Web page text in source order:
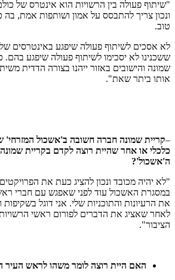
"שיתוף פעולה בין הרשויות הוא אינטרס של
ונכון צריך להתבסס על אמון ושותפות אמת, בה
טוב.
לא אסכים לשיתוף פעולה שיפגע באינטרסים
ששכנינו לא יסכימו לשיתוף פעולה שיפגע בהם.
שמונה והישובים באזור ייהנו בצורה הדדית
אותו ביתר שאת".
–קריית שמונה חברה חשובה ב'אשכול המזרחי'
כלכלי או אחר שהיית רוצה לקדם בקריית
ה'אשכול'?
"לא יהיה מכובד ונכון להציג כעת את
במסגרת האשכול עוד לפני שאפגש עם חברי
את הרעיונות והתוכניות שלי. אני דוגל בשקיפות
לאחר שאציג את הדברים לפורום ראשי
הציבור".
האם היית רוצה לומר משהו לראש העיר